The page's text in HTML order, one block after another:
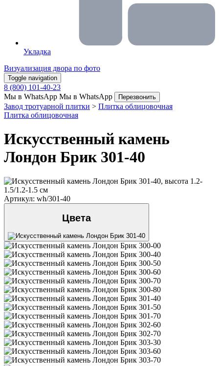
Укладка
Визуализация двора по фото
Toggle navigation
8 (800) 101-40-23
Мы в WhatsApp Мы в WhatsApp Перезвонить
Завод тротуарной плитки > Плитка облицовочная
Плитка облицовочная
Искусственный камень
Лондон Брик 301-40
Артикул: wh/301-40
Цвета